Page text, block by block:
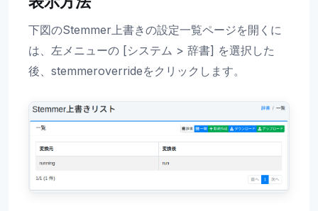
下図のStemmer上書きの設定一覧ページを開くに
は、左メニューの [システム > 辞書] を選択した
後、stemmeroverrideをクリックします。